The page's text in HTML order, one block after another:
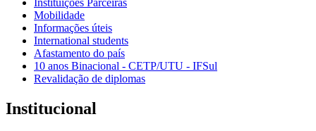
Mobilidade
Informações úteis
International students
Afastamento do país
10 anos Binacional - CETP/UTU - IFSul
Revalidação de diplomas
Institucional